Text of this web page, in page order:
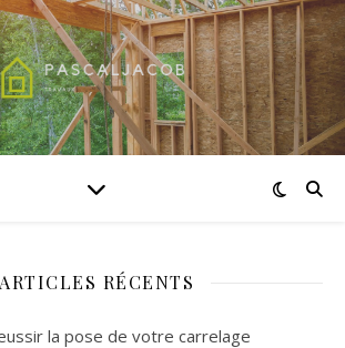
ARTICLES RÉCENTS
la pose de votre carrelage